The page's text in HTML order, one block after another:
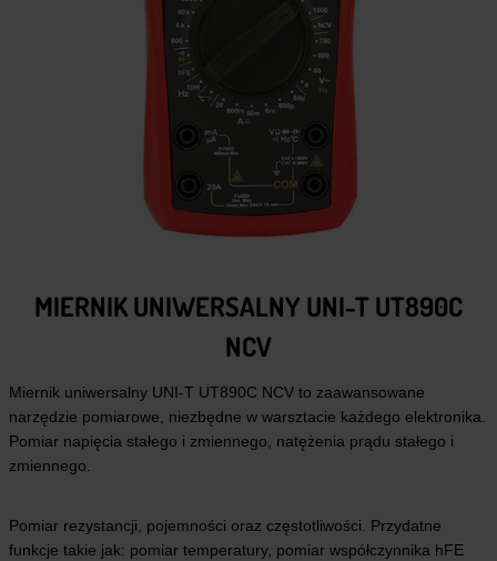
MIERNIK UNIWERSALNY UNI-T UT890C
NCV
Miernik uniwersalny UNI-T UT890C NCV to zaawansowane
narzędzie pomiarowe, niezbędne w warsztacie każdego elektronika.
Pomiar napięcia stałego i zmiennego, natężenia prądu stałego i
zmiennego.
Pomiar rezystancji, pojemności oraz częstotliwości. Przydatne
funkcje takie jak: pomiar temperatury, pomiar współczynnika hFE